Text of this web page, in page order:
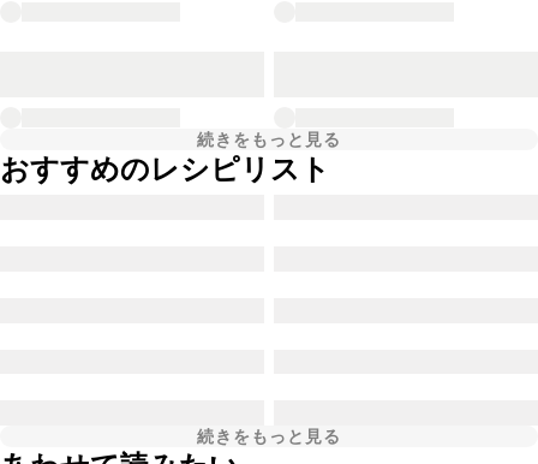
続きをもっと見る
おすすめのレシピリスト
続きをもっと見る